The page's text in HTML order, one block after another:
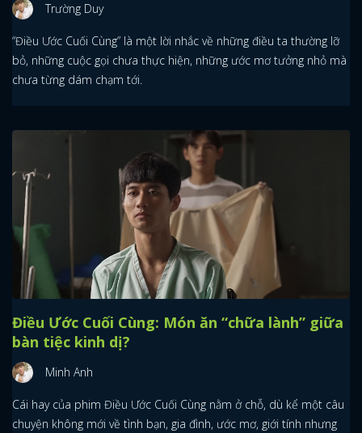
Trường Duy
“Điều Ước Cuối Cùng” là một lời nhắc về những điều ta thường lỡ
bỏ, những cuộc gọi chưa thực hiện, những ước mơ tưởng nhỏ mà
chưa từng dám chạm tới.
Điều Ước Cuối Cùng: Món ăn “chữa lành” giữa
bàn tiệc kinh dị?
Minh Anh
Cái hay của phim Điều Ước Cuối Cùng nằm ở chỗ, dù kể một câu
chuyện không mới về tình bạn, gia đình, ước mơ, giới tính nhưng